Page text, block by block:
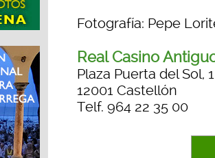
Fotografía: Pepe
Real Casino
Plaza Puerta del Sol, 1
12001 Castellón
Telf. 964 22 35 00